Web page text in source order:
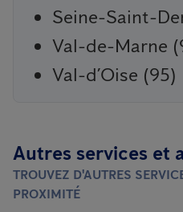
Seine-Saint-
Val-de-Marne
Val-d’Oise (95)
Autres services et
TROUVEZ D'AUTRES
PROXIMITÉ